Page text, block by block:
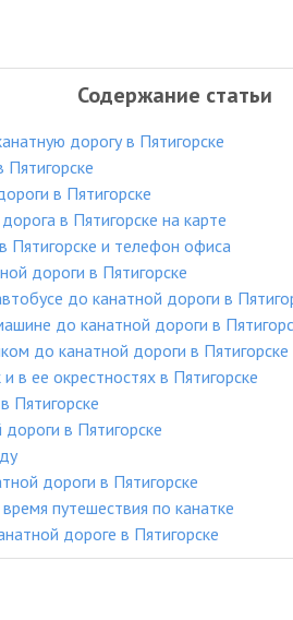
Содержание статьи
дорогу в Пятигорске
в Пятигорске
в Пятигорске на карте
Пятигорске и телефон офиса
дороги в Пятигорске
до канатной дороги в
до канатной дороги в
до канатной дороги в Пятигорске
в ее окрестностях в Пятигорске
Пятигорске
в Пятигорске
дороги в Пятигорске
путешествия по канатке
дороге в Пятигорске